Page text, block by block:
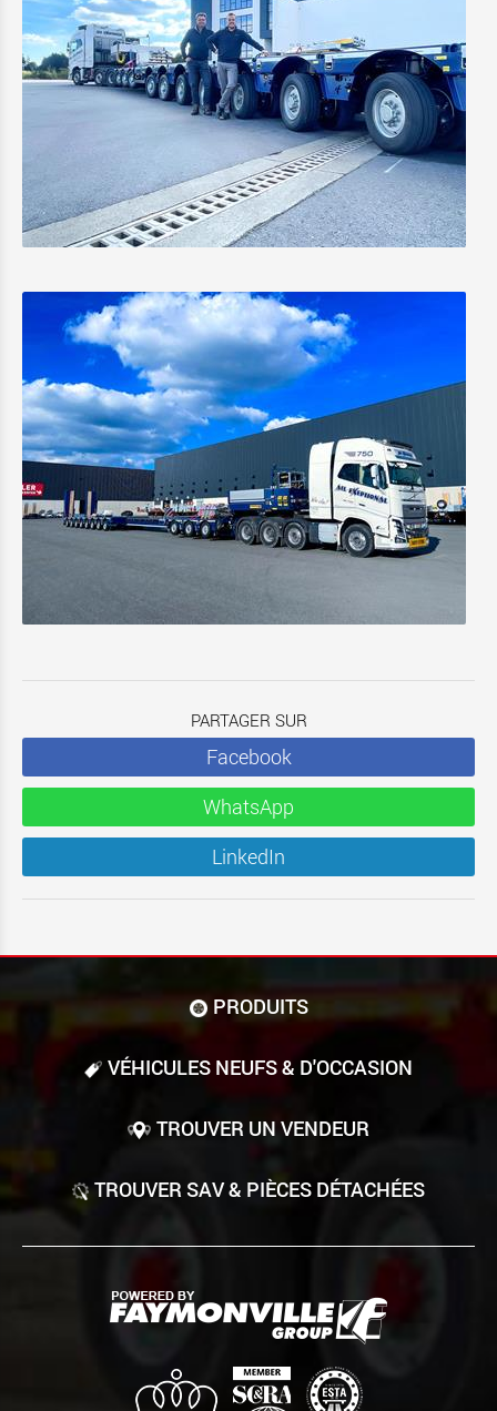
PARTAGER SUR
Facebook
WhatsApp
LinkedIn
PRODUITS
VÉHICULES NEUFS & D'OCCASION
TROUVER UN VENDEUR
TROUVER SAV & PIÈCES DÉTACHÉES